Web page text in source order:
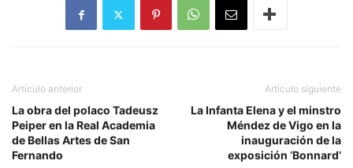
Artículo anterior
La obra del polaco Tadeusz
Peiper en la Real Academia
de Bellas Artes de San
Fernando
Artículo siguiente
La Infanta Elena y el minstro
Méndez de Vigo en la
inauguración de la
exposición ‘Bonnard’